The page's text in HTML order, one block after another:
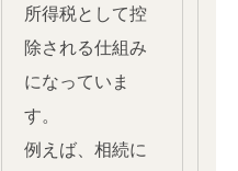
所得税として控
除される仕組み
になっていま
す。
例えば、相続に